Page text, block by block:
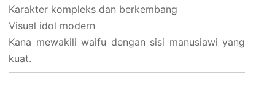
Karakter kompleks dan berkembang
Visual idol modern
Kana mewakili waifu dengan sisi manusiawi yang
kuat.